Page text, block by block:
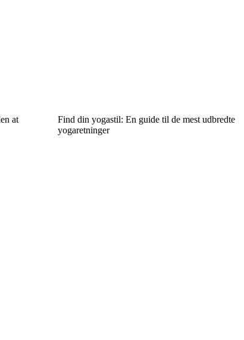
at
Find din yogastil: En guide til de mest udbredte
yogaretninger